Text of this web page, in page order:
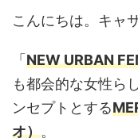
こんにちは。キャ
「 NEW URBAN
も都会的な女性ら
ンセプトとする
オ）。